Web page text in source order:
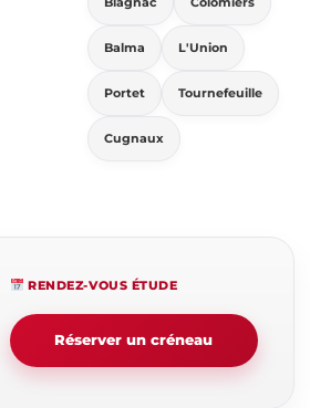
Balma L'Union
Portet Tournefeuille
Cugnaux
RENDEZ-VOUS ÉTUDE
Réserver un créneau